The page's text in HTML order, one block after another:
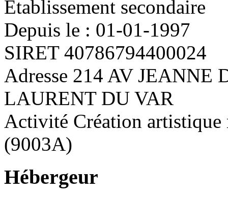
Etablissement secondaire
Depuis le : 01-01-1997
SIRET 40786794400024
Adresse 214 AV JEANNE
LAURENT DU VAR
Activité Création artistique
(9003A)
Hébergeur